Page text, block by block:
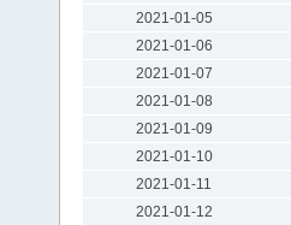
2021-01-05
2021-01-06
2021-01-07
2021-01-08
2021-01-09
2021-01-10
2021-01-11
2021-01-12